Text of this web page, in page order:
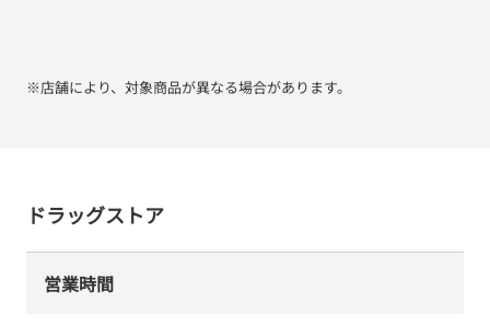
※店舗により、対象商品が異なる場合があります。
ドラッグストア
営業時間